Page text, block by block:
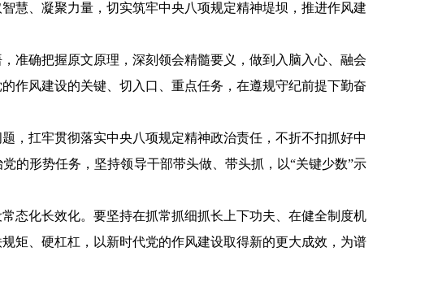
慧、凝聚力量，切实筑牢中央八项规定精神堤坝，推进作风建
准确把握原文原理，深刻领会精髓要义，做到入脑入心、融会
作风建设的关键、切入口、重点任务，在遵规守纪前提下勤奋
，扛牢贯彻落实中央八项规定精神政治责任，不折不扣抓好中
的形势任务，坚持领导干部带头做、带头抓，以“关键少数”示
态化长效化。要坚持在抓常抓细抓长上下功夫、在健全制度机
矩、硬杠杠，以新时代党的作风建设取得新的更大成效，为谱